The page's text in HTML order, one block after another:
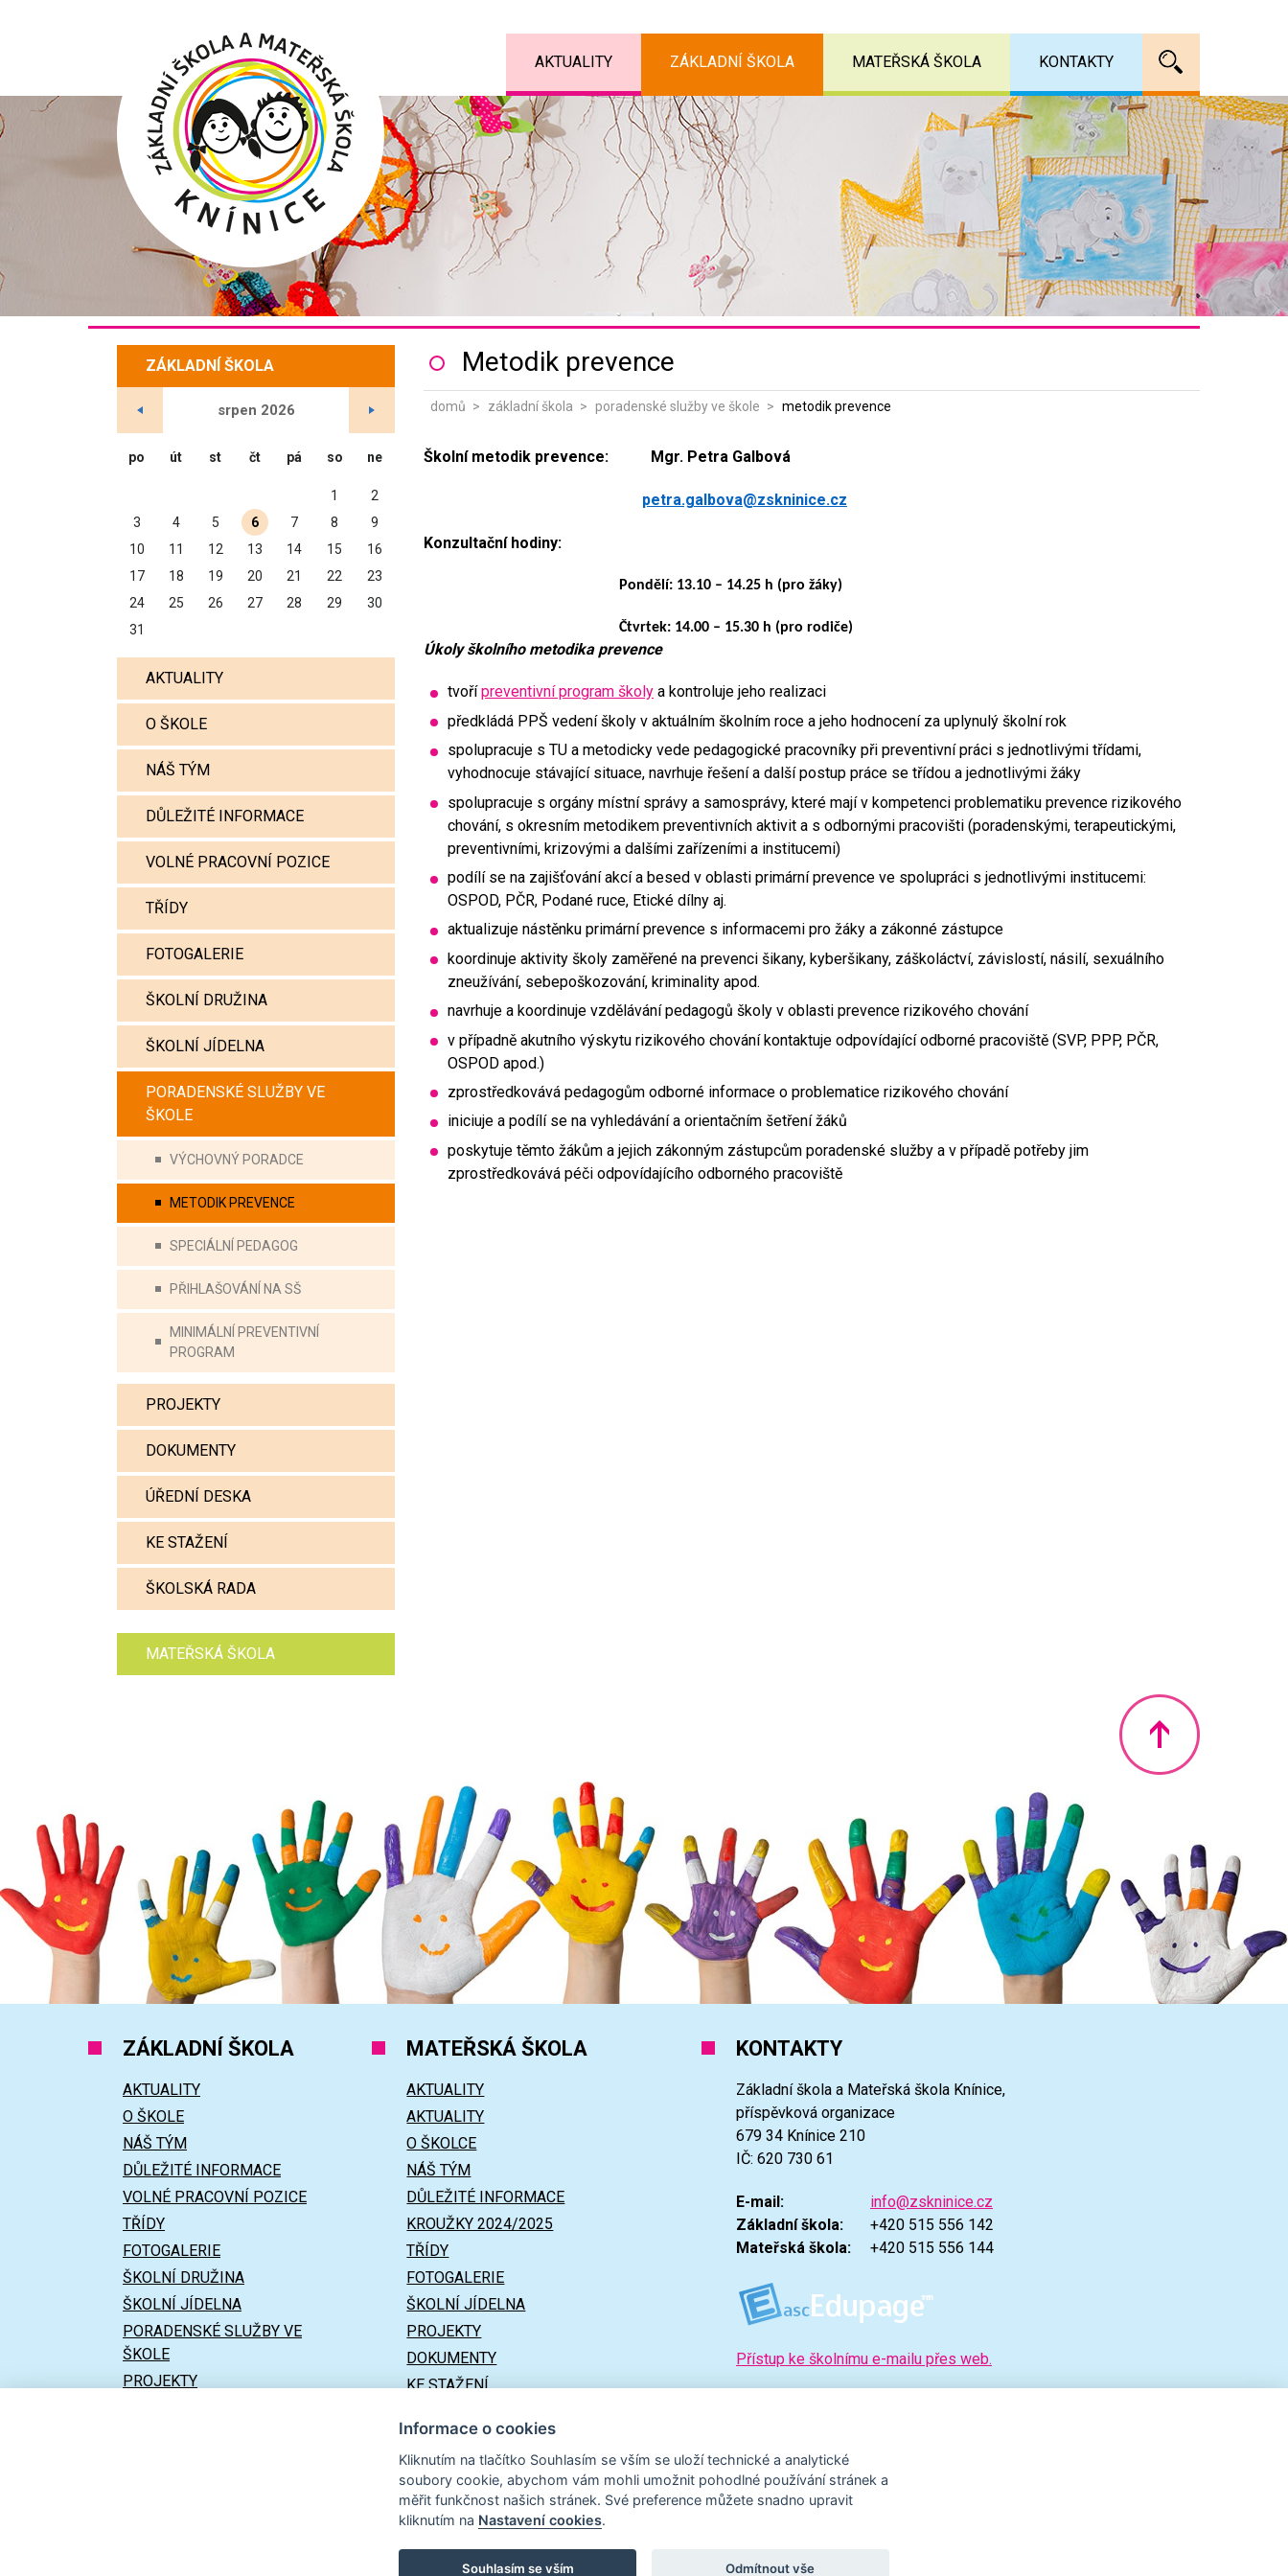
Informace o cookies
Kliknutím na tlačítko Souhlasím se vším se uloží technické a analytické
soubory cookie, abychom vám mohli umožnit pohodlné používání stránek a
měřit funkčnost našich stránek. Své preference můžete snadno upravit
kliknutím na Nastavení cookies.
Souhlasím se vším Odmítnout vše
Metodik prevence
domů základní škola poradenské služby ve škole metodik prevence
Školní metodik prevence: Mgr. Petra Galbová
petra.galbova@zskninice.cz
Konzultační hodiny:
Pondělí: 13.10 – 14.25 h (pro žáky)
Čtvrtek: 14.00 – 15.30 h (pro rodiče)
Úkoly školního metodika prevence
tvořípreventivní program školy a kontroluje jeho realizaci
předkládá PPŠ vedení školy v aktuálním školním roce a jeho hodnocení za uplynulý školní rok
spolupracuje s TU a metodicky vede pedagogické pracovníky při preventivní práci s jednotlivými třídami,
vyhodnocuje stávající situace, navrhuje řešení a další postup práce se třídou a jednotlivými žáky
spolupracuje s orgány místní správy a samosprávy, které mají v kompetenci problematiku prevence rizikového
chování, s okresním metodikem preventivních aktivit a s odbornými pracovišti (poradenskými, terapeutickými,
preventivními, krizovými a dalšími zařízeními a institucemi)
podílí se na zajišťování akcí a besed v oblasti primární prevence ve spolupráci s jednotlivými institucemi:
OSPOD, PČR, Podané ruce, Etické dílny aj.
aktualizuje nástěnku primární prevence s informacemi pro žáky a zákonné zástupce
koordinuje aktivity školy zaměřené na prevenci šikany, kyberšikany, záškoláctví, závislostí, násilí, sexuálního
zneužívání, sebepoškozování, kriminality apod.
navrhuje a koordinuje vzdělávání pedagogů školy v oblasti prevence rizikového chování
v případně akutního výskytu rizikového chování kontaktuje odpovídající odborné pracoviště (SVP, PPP, PČR,
OSPOD apod.)
zprostředkovává pedagogům odborné informace o problematice rizikového chování
iniciuje a podílí se na vyhledávání a orientačním šetření žáků
poskytuje těmto žákům a jejich zákonným zástupcům poradenské služby a v případě potřeby jim
zprostředkovává péči odpovídajícího odborného pracoviště
ZÁKLADNÍ ŠKOLA
srpen 2026
po út st čt pá so ne
1
2
3
4 5 6 7 8
9
10
11 12 13 14 15
16
17
18 19 20 21 22
23
24
25 26 27 28 29
30
31
AKTUALITY
O ŠKOLE
NÁŠ TÝM
DŮLEŽITÉ INFORMACE
VOLNÉ PRACOVNÍ POZICE
TŘÍDY
FOTOGALERIE
ŠKOLNÍ DRUŽINA
ŠKOLNÍ JÍDELNA
PORADENSKÉ SLUŽBY VE
ŠKOLE
VÝCHOVNÝ PORADCE
METODIK PREVENCE
SPECIÁLNÍ PEDAGOG
PŘIHLAŠOVÁNÍ NA SŠ
MINIMÁLNÍ PREVENTIVNÍ
PROGRAM
PROJEKTY
DOKUMENTY
ÚŘEDNÍ DESKA
KE STAŽENÍ
ŠKOLSKÁ RADA
MATEŘSKÁ ŠKOLA
AKTUALITY ZÁKLADNÍ ŠKOLA MATEŘSKÁ ŠKOLA KONTAKTY
ZÁKLADNÍ ŠKOLA
AKTUALITY
O ŠKOLE
NÁŠ TÝM
DŮLEŽITÉ INFORMACE
VOLNÉ PRACOVNÍ POZICE
TŘÍDY
FOTOGALERIE
ŠKOLNÍ DRUŽINA
ŠKOLNÍ JÍDELNA
PORADENSKÉ SLUŽBY VE
ŠKOLE
PROJEKTY
MATEŘSKÁ ŠKOLA
AKTUALITY
AKTUALITY
O ŠKOLCE
NÁŠ TÝM
DŮLEŽITÉ INFORMACE
KROUŽKY 2024/2025
TŘÍDY
FOTOGALERIE
ŠKOLNÍ JÍDELNA
PROJEKTY
DOKUMENTY
KE STAŽENÍ
KONTAKTY
Základní škola a Mateřská škola Knínice,
příspěvková organizace
679 34 Knínice 210
IČ: 620 730 61
E-mail:
info@zskninice.cz
Základní škola:
+420 515 556 142
Mateřská škola:
+420 515 556 144
Přístup ke školnímu e-mailu přes web.